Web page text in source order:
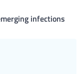
infections